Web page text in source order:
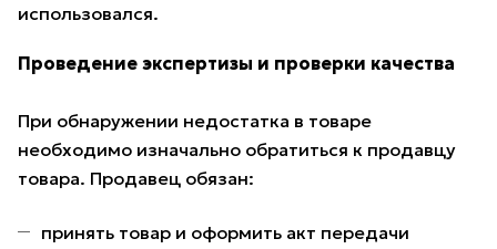
использовался.
Проведение экспертизы и проверки качества
При обнаружении недостатка в товаре
необходимо изначально обратиться к продавцу
товара. Продавец обязан:
принять товар и оформить акт передачи